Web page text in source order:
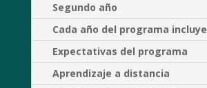
Segundo año
Cada año del programa incluye
Expectativas del programa
Aprendizaje a distancia